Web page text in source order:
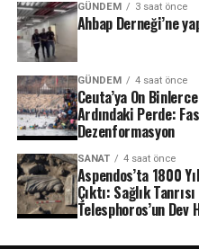
GÜNDEM 3 saat önce
Ahbap Derneği’ne
GÜNDEM 4 saat önce
Ceuta’ya On
Ardındaki Perde:
Dezenformasyon
SANAT 4 saat önce
Aspendos’ta 1800
Çıktı: Sağlık
Telesphoros’un Dev